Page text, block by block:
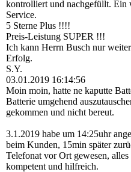
kontrolliert und nachgefüllt.
Service.
5 Sterne Plus !!!!
Preis-Leistung SUPER !!!
Ich kann Herrn Busch nur
Erfolg.
S.Y.
03.01.2019 16:14:56
Moin moin, hatte ne kaputte
Batterie umgehend
gekommen und nicht bereut.
3.1.2019 habe um 14:25uhr
beim Kunden, 15min später
Telefonat vor Ort gewesen,
kompetent und hilfreich.